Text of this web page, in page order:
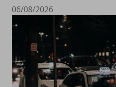
06/08/2026